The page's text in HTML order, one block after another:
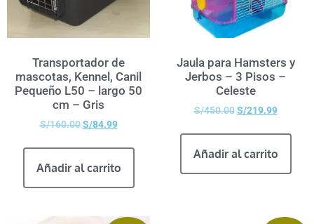
Transportador de
mascotas, Kennel, Canil
Pequeño L50 – largo 50
cm – Gris
S/160.00 S/84.99
Añadir al carrito
Jaula para Hamsters y
Jerbos – 3 Pisos –
Celeste
S/450.00 S/219.99
Añadir al carrito